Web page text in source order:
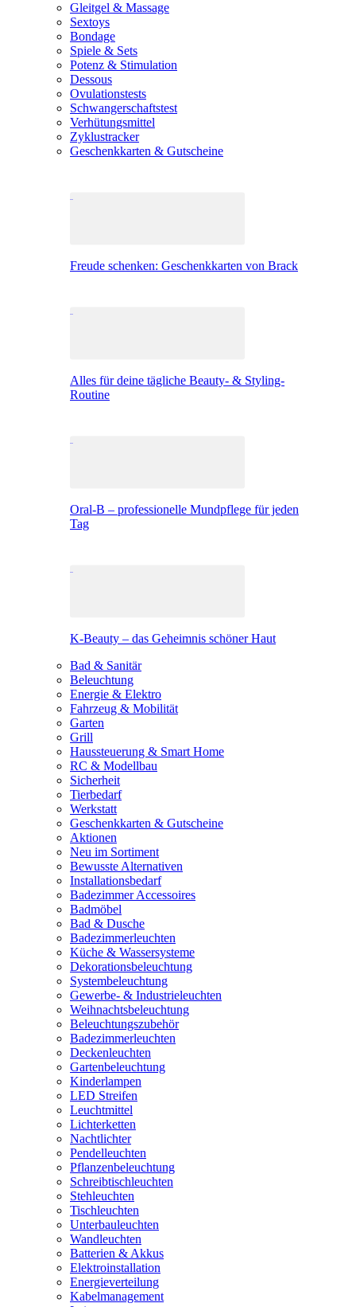
Gleitgel & Massage
Sextoys
Bondage
Spiele & Sets
Potenz & Stimulation
Dessous
Ovulationstests
Schwangerschaftstest
Verhütungsmittel
Zyklustracker
Geschenkkarten & Gutscheine
Freude schenken: Geschenkkarten von Brack
Alles für deine tägliche Beauty- & Styling-
Routine
Oral-B – professionelle Mundpflege für jeden
Tag
K-Beauty – das Geheimnis schöner Haut
Bad & Sanitär
Beleuchtung
Energie & Elektro
Fahrzeug & Mobilität
Garten
Grill
Haussteuerung & Smart Home
RC & Modellbau
Sicherheit
Tierbedarf
Werkstatt
Geschenkkarten & Gutscheine
Aktionen
Neu im Sortiment
Bewusste Alternativen
Installationsbedarf
Badezimmer Accessoires
Badmöbel
Bad & Dusche
Badezimmerleuchten
Küche & Wassersysteme
Dekorationsbeleuchtung
Systembeleuchtung
Gewerbe- & Industrieleuchten
Weihnachtsbeleuchtung
Beleuchtungszubehör
Badezimmerleuchten
Deckenleuchten
Gartenbeleuchtung
Kinderlampen
LED Streifen
Leuchtmittel
Lichterketten
Nachtlichter
Pendelleuchten
Pflanzenbeleuchtung
Schreibtischleuchten
Stehleuchten
Tischleuchten
Unterbauleuchten
Wandleuchten
Batterien & Akkus
Elektroinstallation
Energieverteilung
Kabelmanagement